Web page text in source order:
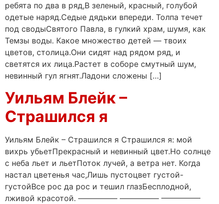
ребята по два в ряд,В зеленый, красный, голубой
одетые наряд.Седые дядьки впереди. Толпа течет
под сводыСвятого Павла, в гулкий храм, шумя, как
Темзы воды. Какое множество детей — твоих
цветов, столица.Они сидят над рядом ряд, и
светятся их лица.Растет в соборе смутный шум,
невинный гул ягнят.Ладони сложены […]
Уильям Блейк –
Страшился я
Уильям Блейк – Страшился я Страшился я: мой
вихрь убьетПрекрасный и невинный цвет.Но солнце
с неба льет и льетПоток лучей, а ветра нет. Когда
настал цветенья час,Лишь пустоцвет густой-
густойВсе рос да рос и тешил глазБесплодной,
лживой красотой. ————— ————— —————